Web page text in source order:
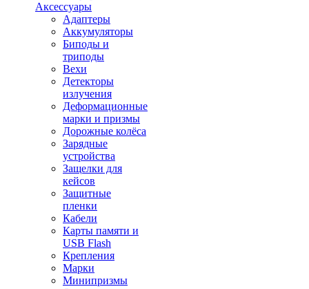
Аксессуары
Адаптеры
Аккумуляторы
Биподы и
триподы
Вехи
Детекторы
излучения
Деформационные
марки и призмы
Дорожные колёса
Зарядные
устройства
Защелки для
кейсов
Защитные
пленки
Кабели
Карты памяти и
USB Flash
Крепления
Марки
Минипризмы